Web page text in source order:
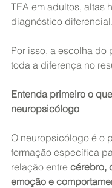
TEA em adultos, altas
diagnóstico diferencial.
Por isso, a escolha do
toda a diferença no
Entenda primeiro o
neuropsicólogo
O neuropsicólogo é o
formação específica
relação entre cérebro,
emoção e